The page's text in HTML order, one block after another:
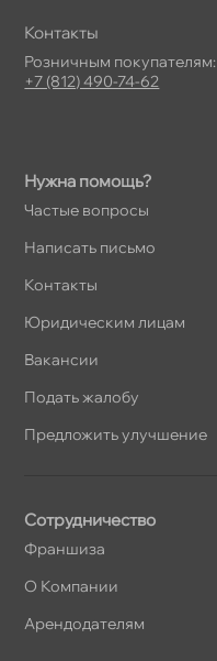
Нужна помощь?
Частые вопросы
Написать письмо
Контакты
Юридическим лицам
акансии
Подать жалобу
Предложить улучшение
Сотрудничество
Франшиза
О Компании
Арендодателям
Контакты
Розничным покупателям:
+7 (812) 490-74-62